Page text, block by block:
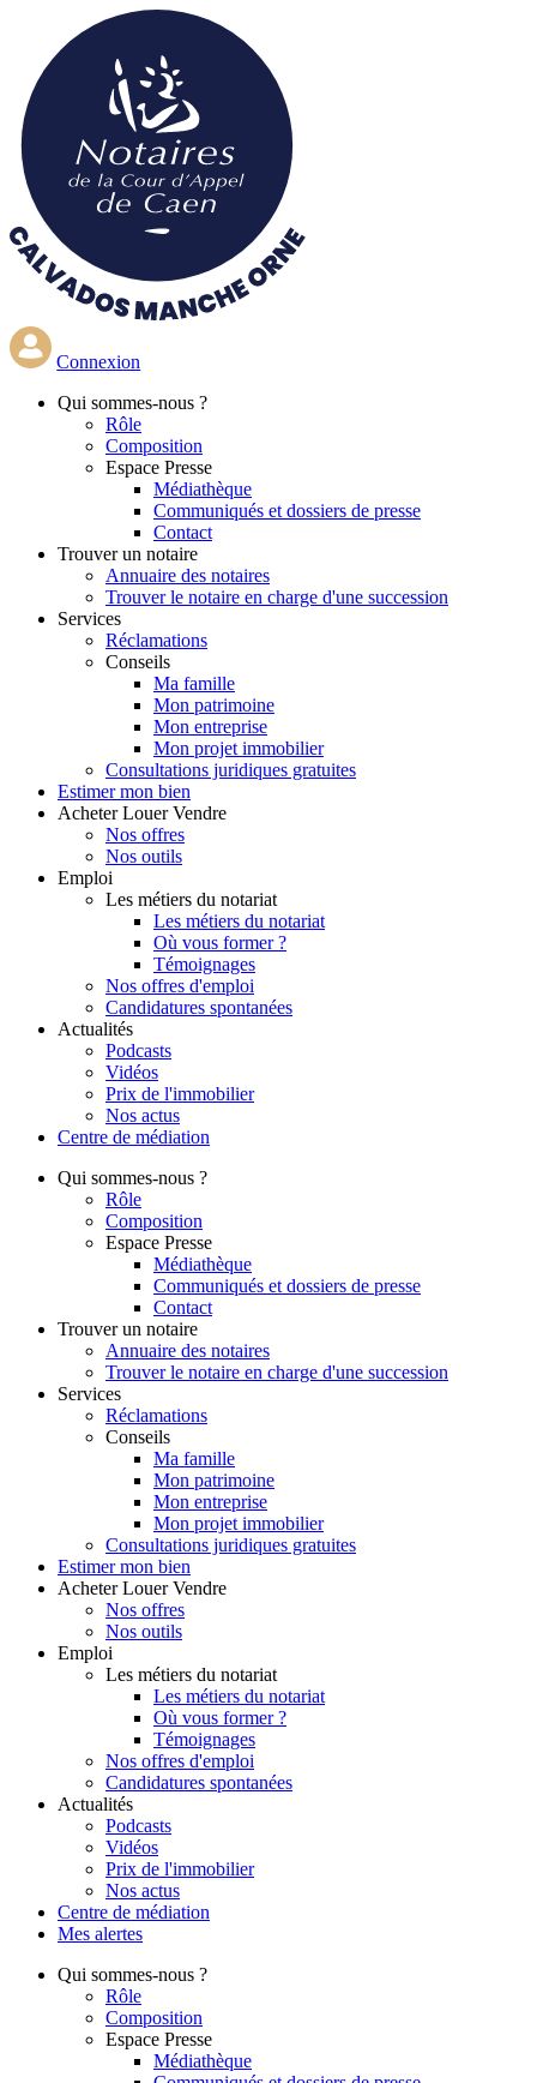
contenu
principal
Connexion
Qui sommes-nous ?
Rôle
Composition
Espace Presse
Médiathèque
Communiqués et dossiers de presse
Contact
Trouver un notaire
Annuaire des notaires
Trouver le notaire en charge d'une succession
Services
Réclamations
Conseils
Ma famille
Mon patrimoine
Mon entreprise
Mon projet immobilier
Consultations juridiques gratuites
Estimer mon bien
Acheter Louer Vendre
Nos offres
Nos outils
Emploi
Les métiers du notariat
Les métiers du notariat
Où vous former ?
Témoignages
Nos offres d'emploi
Candidatures spontanées
Actualités
Podcasts
Vidéos
Prix de l'immobilier
Nos actus
Centre de médiation
Qui sommes-nous ?
Rôle
Composition
Espace Presse
Médiathèque
Communiqués et dossiers de presse
Contact
Trouver un notaire
Annuaire des notaires
Trouver le notaire en charge d'une succession
Services
Réclamations
Conseils
Ma famille
Mon patrimoine
Mon entreprise
Mon projet immobilier
Consultations juridiques gratuites
Estimer mon bien
Acheter Louer Vendre
Nos offres
Nos outils
Emploi
Les métiers du notariat
Les métiers du notariat
Où vous former ?
Témoignages
Nos offres d'emploi
Candidatures spontanées
Actualités
Podcasts
Vidéos
Prix de l'immobilier
Nos actus
Centre de médiation
Mes alertes
Qui sommes-nous ?
Rôle
Composition
Espace Presse
Médiathèque